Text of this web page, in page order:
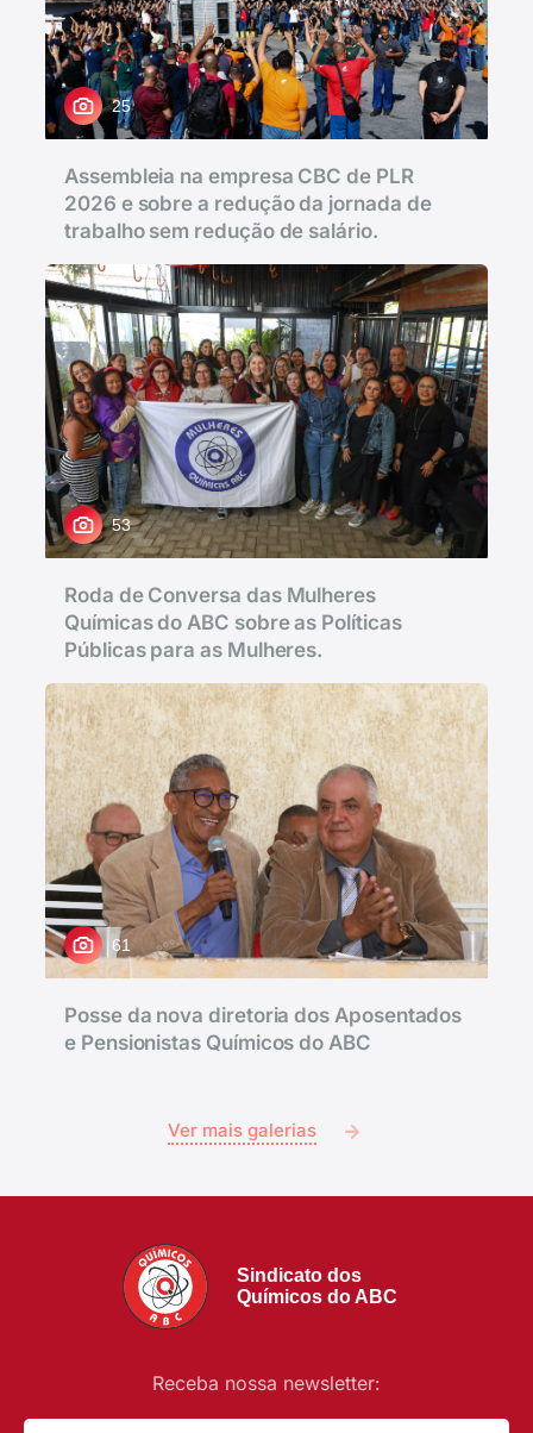
25
Assembleia na empresa CBC de PLR
2026 e sobre a redução da jornada de
trabalho sem redução de salário.
53
Roda de Conversa das Mulheres
Químicas do ABC sobre as Políticas
Públicas para as Mulheres.
61
Posse da nova diretoria dos Aposentados
e Pensionistas Químicos do ABC
Ver mais galerias
Sindicato dos
Químicos do ABC
Receba nossa newsletter: